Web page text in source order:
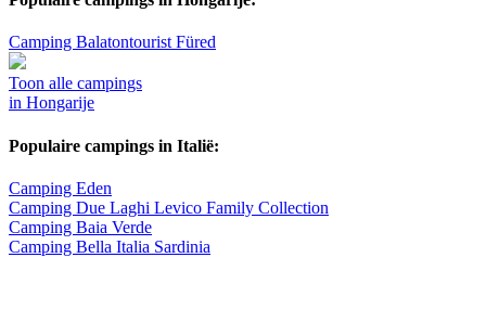
Camping Balatontourist Füred
Toon alle campings
in Hongarije
Populaire campings in Italië:
Camping Eden
Camping Due Laghi Levico Family Collection
Camping Baia Verde
Camping Bella Italia Sardinia